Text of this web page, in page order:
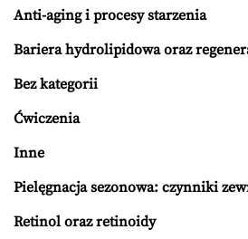
Anti-aging i procesy starzenia
Bariera hydrolipidowa oraz
Bez kategorii
Ćwiczenia
Inne
Pielęgnacja sezonowa: czynniki
Retinol oraz retinoidy